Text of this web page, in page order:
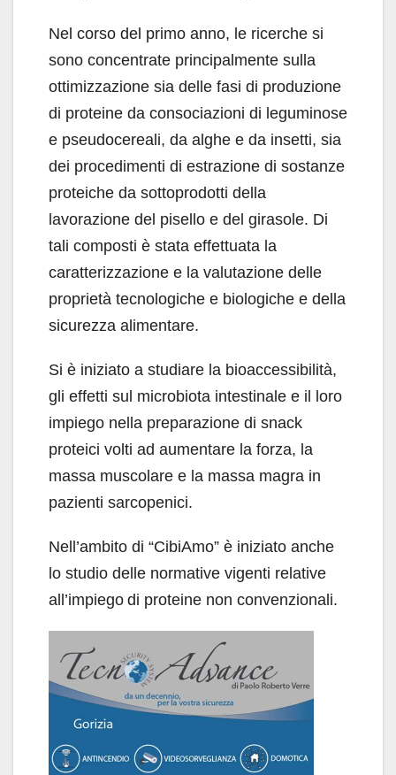
Nel corso del primo anno, le ricerche si
sono concentrate principalmente sulla
ottimizzazione sia delle fasi di produzione
di proteine da consociazioni di leguminose
e pseudocereali, da alghe e da insetti, sia
dei procedimenti di estrazione di sostanze
proteiche da sottoprodotti della
lavorazione del pisello e del girasole. Di
tali composti è stata effettuata la
caratterizzazione e la valutazione delle
proprietà tecnologiche e biologiche e della
sicurezza alimentare.
Si è iniziato a studiare la bioaccessibilità,
gli effetti sul microbiota intestinale e il loro
impiego nella preparazione di snack
proteici volti ad aumentare la forza, la
massa muscolare e la massa magra in
pazienti sarcopenici.
Nell’ambito di “CibiAmo” è iniziato anche
lo studio delle normative vigenti relative
all’impiego di proteine non convenzionali.